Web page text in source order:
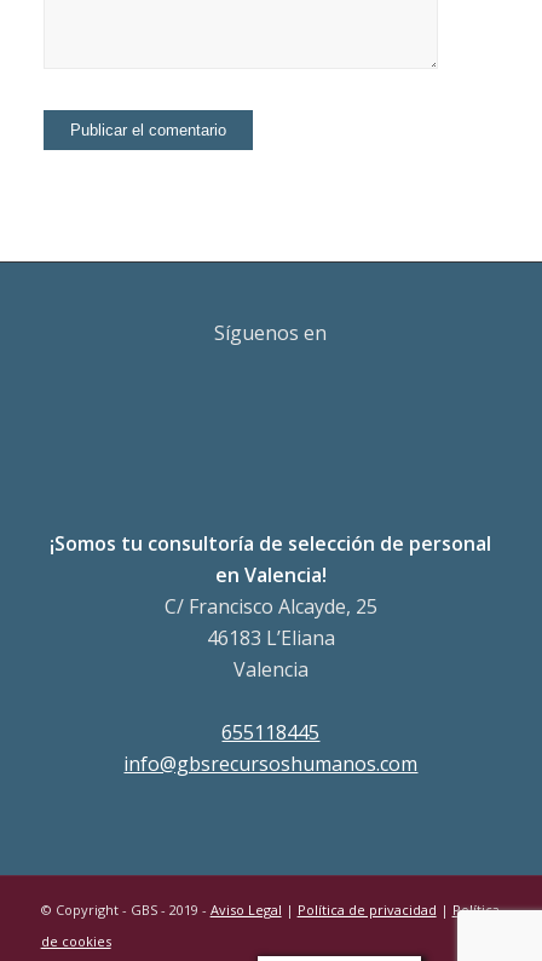
Síguenos en
¡Somos tu consultoría de selección de personal
en Valencia!
C/ Francisco Alcayde, 25
46183 L’Eliana
Valencia
655118445
info@gbsrecursoshumanos.com
© Copyright - GBS - 2019 - Aviso Legal | Política de privacidad | Política
de cookies